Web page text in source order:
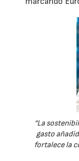
“La
gasto
fortalece la